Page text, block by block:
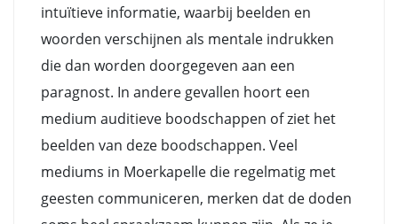
intuïtieve informatie, waarbij beelden en
woorden verschijnen als mentale indrukken
die dan worden doorgegeven aan een
paragnost. In andere gevallen hoort een
medium auditieve boodschappen of ziet het
beelden van deze boodschappen. Veel
mediums in Moerkapelle die regelmatig met
geesten communiceren, merken dat de doden